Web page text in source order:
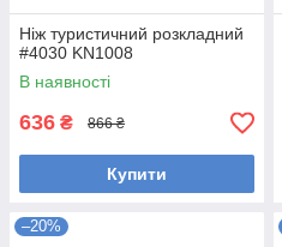
Ніж туристичний розкладний
#4030 KN1008
В наявності
636 ₴ 866 ₴
Купити
–20%